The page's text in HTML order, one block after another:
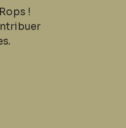
!